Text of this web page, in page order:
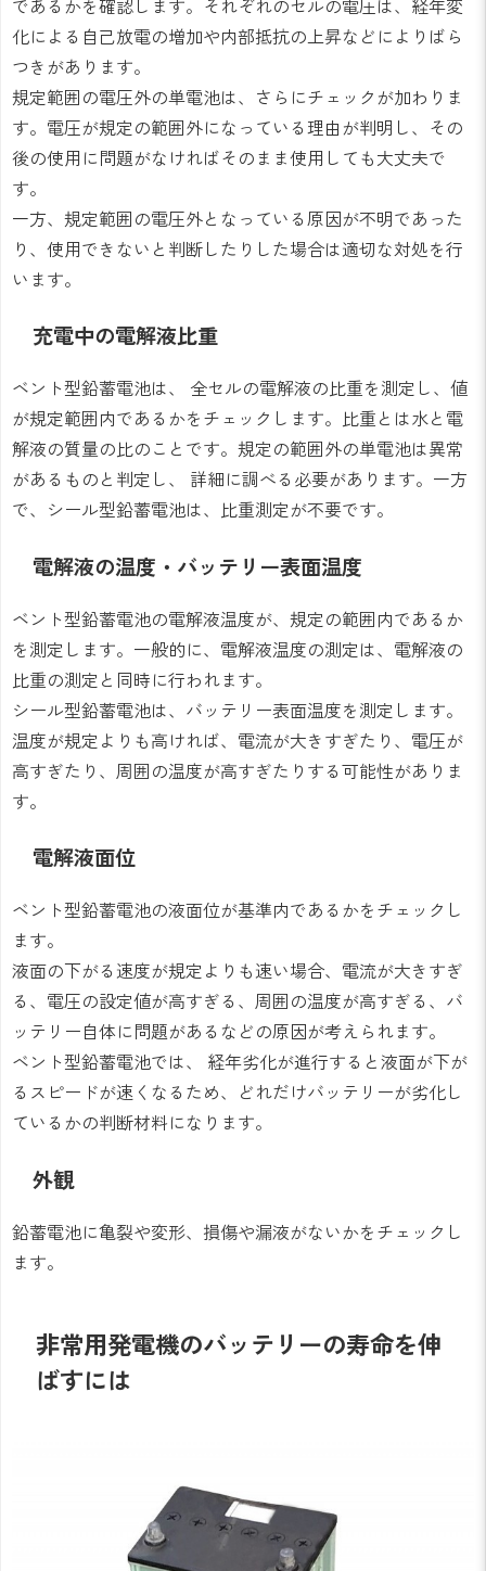
であるかを確認します。それぞれのセルの電圧は、経年変
化による自己放電の増加や内部抵抗の上昇などによりばら
つきがあります。
規定範囲の電圧外の単電池は、さらにチェックが加わりま
す。電圧が規定の範囲外になっている理由が判明し、その
後の使用に問題がなければそのまま使用しても大丈夫で
す。
一方、規定範囲の電圧外となっている原因が不明であった
り、使用できないと判断したりした場合は適切な対処を行
います。
充電中の電解液比重
ベント型鉛蓄電池は、 全セルの電解液の比重を測定し、値
が規定範囲内であるかをチェックします。比重とは水と電
解液の質量の比のことです。規定の範囲外の単電池は異常
があるものと判定し、 詳細に調べる必要があります。一方
で、シール型鉛蓄電池は、比重測定が不要です。
電解液の温度・バッテリー表面温度
ベント型鉛蓄電池の電解液温度が、規定の範囲内であるか
を測定します。一般的に、電解液温度の測定は、電解液の
比重の測定と同時に行われます。
シール型鉛蓄電池は、バッテリー表面温度を測定します。
温度が規定よりも高ければ、電流が大きすぎたり、電圧が
高すぎたり、周囲の温度が高すぎたりする可能性がありま
す。
電解液面位
ベント型鉛蓄電池の液面位が基準内であるかをチェックし
ます。
液面の下がる速度が規定よりも速い場合、電流が大きすぎ
る、電圧の設定値が高すぎる、周囲の温度が高すぎる、バ
ッテリー自体に問題があるなどの原因が考えられます。
ベント型鉛蓄電池では、 経年劣化が進行すると液面が下が
るスピードが速くなるため、どれだけバッテリーが劣化し
ているかの判断材料になります。
外観
鉛蓄電池に亀裂や変形、損傷や漏液がないかをチェックし
ます。
非常用発電機のバッテリーの寿命を伸
ばすには